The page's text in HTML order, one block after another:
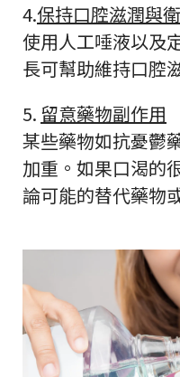
4.保持口腔滋潤與
使用人工唾液以及
長可幫助維持口腔
5. 留意藥物副作用
某些藥物如抗憂鬱
加重。如果口渴的
論可能的替代藥物